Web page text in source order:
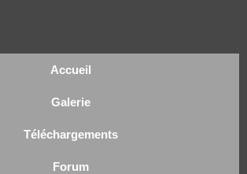
Accueil
Galerie
Téléchargements
Forum